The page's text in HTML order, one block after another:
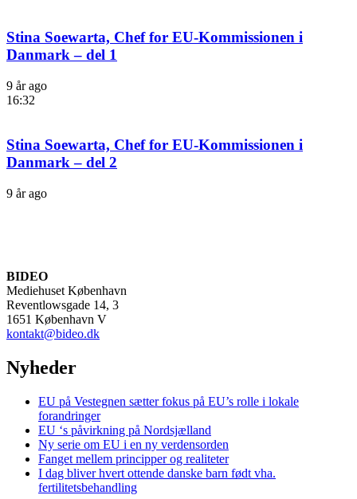
Stina Soewarta, Chef for EU-Kommissionen i
Danmark – del 1
9 år ago
16:32
Stina Soewarta, Chef for EU-Kommissionen i
Danmark – del 2
9 år ago
BIDEO
Mediehuset København
Reventlowsgade 14, 3
1651 København V
kontakt@bideo.dk
Nyheder
EU på Vestegnen sætter fokus på EU’s rolle i lokale
forandringer
EU ‘s påvirkning på Nordsjælland
Ny serie om EU i en ny verdensorden
Fanget mellem principper og realiteter
I dag bliver hvert ottende danske barn født vha.
fertilitetsbehandling